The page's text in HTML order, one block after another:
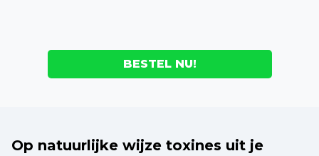
BESTEL NU!
Op natuurlijke wijze toxines uit je